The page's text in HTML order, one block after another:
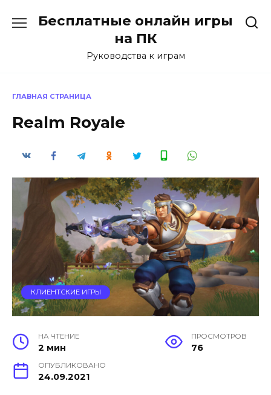
Бесплатные онлайн игры
на ПК
Руководства к играм
ГЛАВНАЯ СТРАНИЦА
Realm Royale
КЛИЕНТСКИЕ ИГРЫ
НА ЧТЕНИЕ
2 мин
ПРОСМОТРОВ
76
ОПУБЛИКОВАНО
24.09.2021